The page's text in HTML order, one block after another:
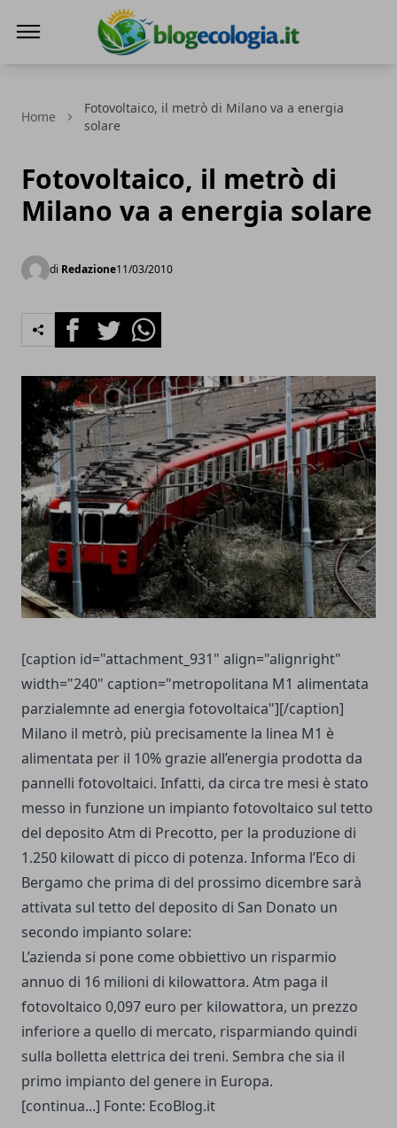
Home
Fotovoltaico, il metrò di Milano va a energia
solare
Fotovoltaico, il metrò di
Milano va a energia solare
di Redazione11/03/2010
FacebookTwitterWhatsapp
[caption id="attachment_931" align="alignright"
width="240" caption="metropolitana M1 alimentata
parzialemnte ad energia fotovoltaica"][/caption]
Milano il metrò, più precisamente la linea M1 è
alimentata per il 10% grazie all’energia prodotta da
pannelli fotovoltaici. Infatti, da circa tre mesi è stato
messo in funzione un impianto fotovoltaico sul tetto
del deposito Atm di Precotto, per la produzione di
1.250 kilowatt di picco di potenza. Informa l’Eco di
Bergamo che prima di del prossimo dicembre sarà
attivata sul tetto del deposito di San Donato un
secondo impianto solare:
L’azienda si pone come obbiettivo un risparmio
annuo di 16 milioni di kilowattora. Atm paga il
fotovoltaico 0,097 euro per kilowattora, un prezzo
inferiore a quello di mercato, risparmiando quindi
sulla bolletta elettrica dei treni. Sembra che sia il
primo impianto del genere in Europa.
[continua...] Fonte: EcoBlog.it